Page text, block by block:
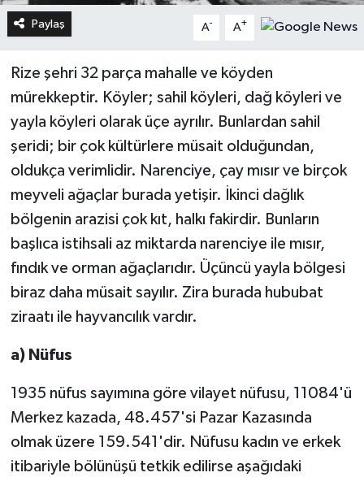
Paylaş A- A+
Rize şehri 32 parça mahalle ve köyden
mürekkeptir. Köyler; sahil köyleri, dağ köyleri ve
yayla köyleri olarak üçe ayrılır. Bunlardan sahil
şeridi; bir çok kültürlere müsait olduğundan,
oldukça verimlidir. Narenciye, çay mısır ve birçok
meyveli ağaçlar burada yetişir. İkinci dağlık
bölgenin arazisi çok kıt, halkı fakirdir. Bunların
başlıca istihsali az miktarda narenciye ile mısır,
fındık ve orman ağaçlarıdır. Üçüncü yayla bölgesi
biraz daha müsait sayılır. Zira burada hububat
ziraatı ile hayvancılık vardır.
a) Nüfus
1935 nüfus sayımına göre vilayet nüfusu, 11084'ü
Merkez kazada, 48.457'si Pazar Kazasında
olmak üzere 159.541'dir. Nüfusu kadın ve erkek
itibariyle bölünüşü tetkik edilirse aşağıdaki